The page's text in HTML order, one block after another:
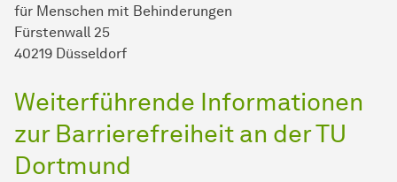
für Men­schen mit Be­hin­de­run­gen
Fürstenwall 25
40219 Düsseldorf
Weiterführende In­for­ma­ti­onen
zur Barrierefreiheit an der TU
Dort­mund